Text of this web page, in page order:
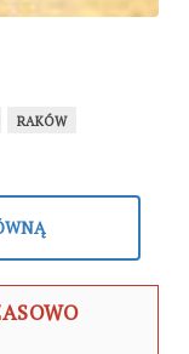
RAKÓW